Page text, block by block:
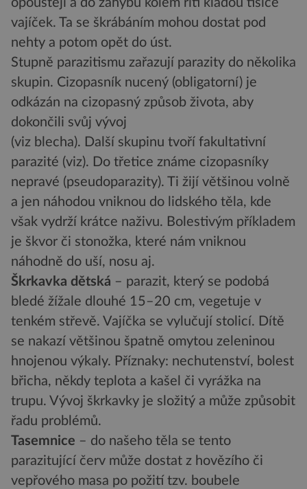
opouštějí a do záhybů kolem řiti kladou tisíce
vajíček. Ta se škrábáním mohou dostat pod
nehty a potom opět do úst.
Stupně parazitismu zařazují parazity do několika
skupin. Cizopasník nucený (obligatorní) je
odkázán na cizopasný způsob života, aby
dokončili svůj vývoj
(viz blecha). Další skupinu tvoří fakultativní
parazité (viz). Do třetice známe cizopasníky
nepravé (pseudoparazity). Ti žijí většinou volně
a jen náhodou vniknou do lidského těla, kde
však vydrží krátce naživu. Bolestivým příkladem
je škvor či stonožka, které nám vniknou
náhodně do uší, nosu aj.
Škrkavka dětská – parazit, který se podobá
bledé žížale dlouhé 15–20 cm, vegetuje v
tenkém střevě. Vajíčka se vylučují stolicí. Dítě
se nakazí většinou špatně omytou zeleninou
hnojenou výkaly. Příznaky: nechutenství, bolest
břicha, někdy teplota a kašel či vyrážka na
trupu. Vývoj škrkavky je složitý a může způsobit
řadu problémů.
Tasemnice – do našeho těla se tento
parazitující červ může dostat z hovězího či
vepřového masa po požití tzv. boubele